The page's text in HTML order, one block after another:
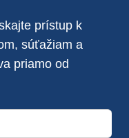
prístup k
súťažiam a
priamo od